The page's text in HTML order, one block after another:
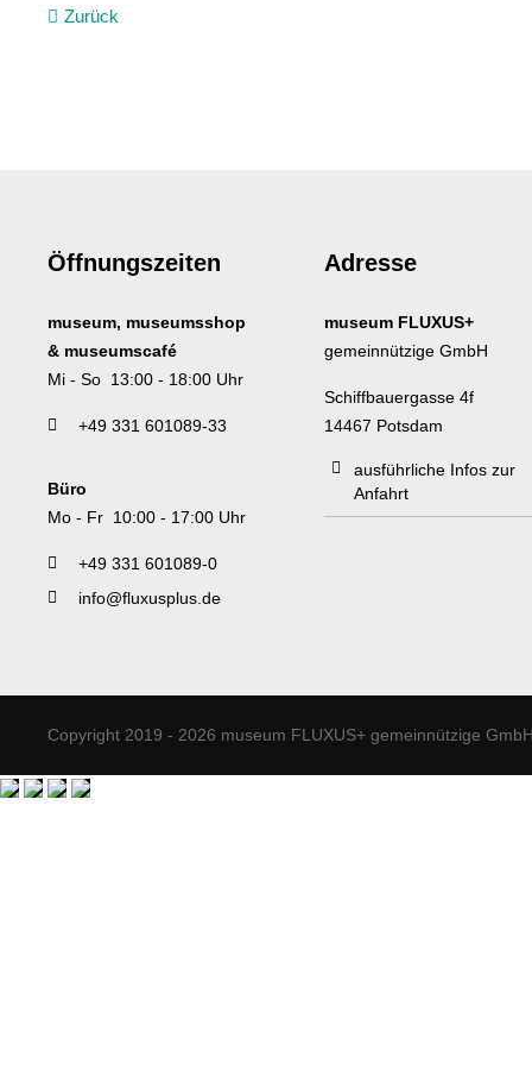
Zurück
Öffnungszeiten
museum, museumsshop
& museumscafé
Mi - So 13:00 - 18:00 Uhr
+49 331 601089-33
Büro
Mo - Fr 10:00 - 17:00 Uhr
+49 331 601089-0
info@fluxusplus.de
Adresse
museum FLUXUS+
gemeinnützige GmbH
Schiffbauergasse 4f
14467 Potsdam
ausführliche Infos zur
Anfahrt
Copyright 2019 - 2026 museum FLUXUS+ gemeinnützige